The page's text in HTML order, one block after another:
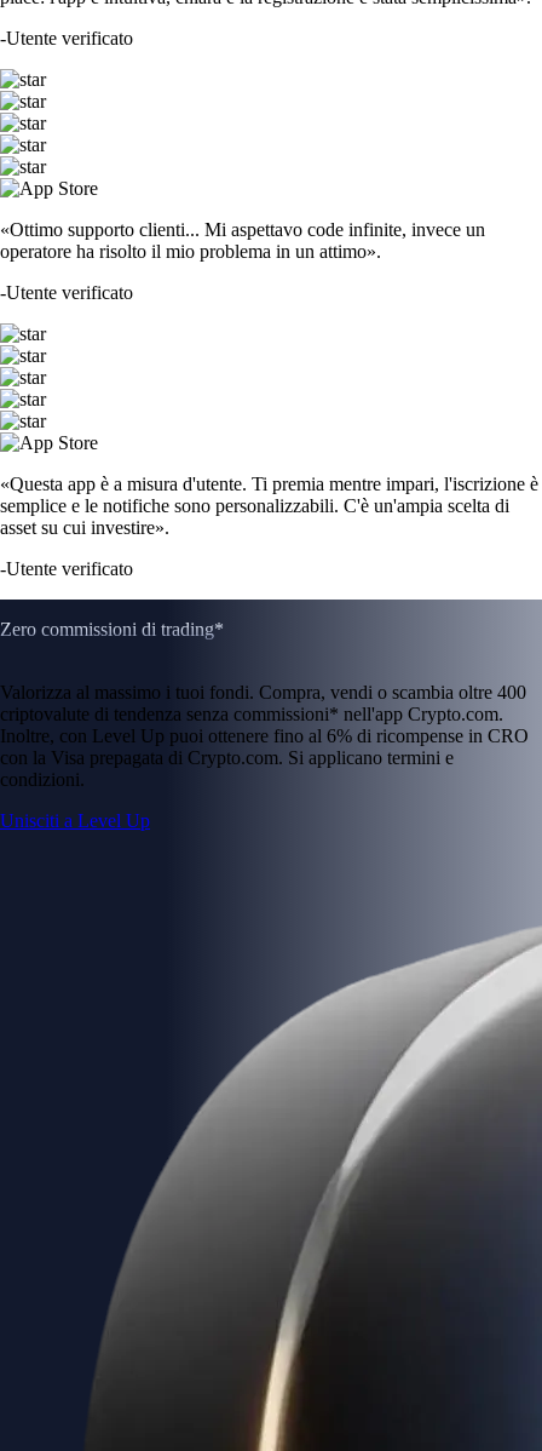
-Utente verificato
«Ottimo supporto clienti... Mi aspettavo code infinite, invece un
operatore ha risolto il mio problema in un attimo».
-Utente verificato
«Questa app è a misura d'utente. Ti premia mentre impari, l'iscrizione è
semplice e le notifiche sono personalizzabili. C'è un'ampia scelta di
asset su cui investire».
-Utente verificato
Zero commissioni di trading*
Valorizza al massimo i tuoi fondi. Compra, vendi o scambia oltre 400
criptovalute di tendenza senza commissioni* nell'app Crypto.com.
Inoltre, con Level Up puoi ottenere fino al 6% di ricompense in CRO
con la Visa prepagata di Crypto.com. Si applicano termini e
condizioni.
Unisciti a Level Up